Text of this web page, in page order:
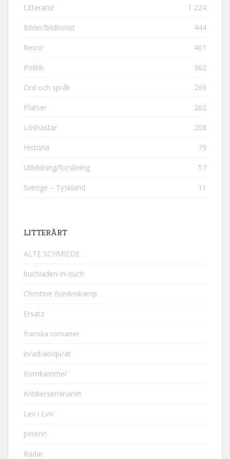
Litteratur 1 224
Bilder/bildkonst 444
Resor 401
Politik 362
Ord och språk 269
Platser 262
Löshästar 208
Historia 79
Utbildning/forskning 57
Sverige – Tyskland 11
LITTERÄRT
ALTE SCHMIEDE
buchladen-in-buch
Christine Bredenkamp
Ersatz
franska romaner
in/ad/ae/qu/at
Kornkammer
Kritikerseminariet
Lev i Lviv
perenn
Radar